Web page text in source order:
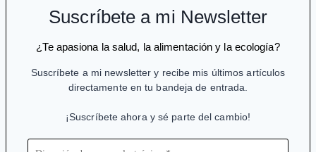
ahora
a
los
Suscríbete a mi Newsletter
¿Te apasiona la salud, la alimentación y la ecología?
Suscríbete a mi newsletter y recibe mis últimos artículos
directamente en tu bandeja de entrada.
¡Suscríbete ahora y sé parte del cambio!